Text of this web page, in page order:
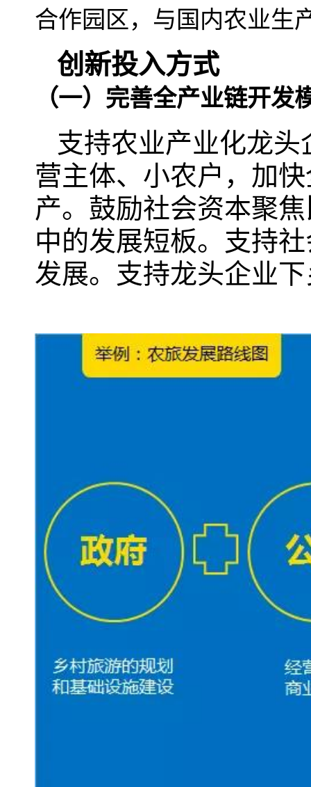
合作园区，与国内农业生
创新投入方式
（一）完善全产业链开发
支持农业产业化龙头
营主体、小农户，加
产。鼓励社会资本聚
中的发展短板。支持
发展。支持龙头企业